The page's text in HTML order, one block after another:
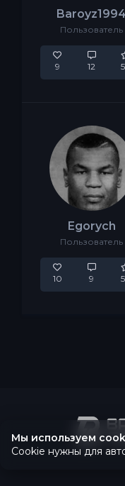
Baroyz1994
Пользователь
9 12
Egorych
Пользователь
10 9
Мы используем
Cookie нужны для